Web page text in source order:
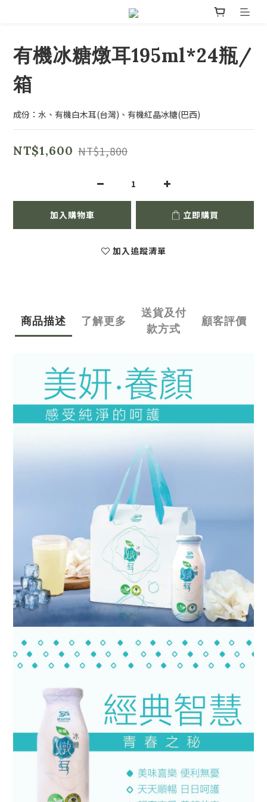
有機冰糖燉耳195ml*24瓶/
箱
成份：水、有機白木耳(台灣)、有機紅晶冰糖(巴西)
NT$1,600 NT$1,800
加入購物車 立即購買
加入追蹤清單
商品描述 了解更多
送貨及付
款方式
顧客評價